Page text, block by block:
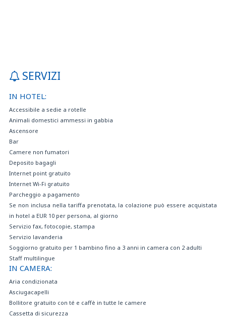
SERVIZI
IN HOTEL:
Accessibile a sedie a rotelle
Animali domestici ammessi in gabbia
Ascensore
Bar
Camere non fumatori
Deposito bagagli
Internet point gratuito
Internet Wi-Fi gratuito
Parcheggio a pagamento
Se non inclusa nella tariffa prenotata, la colazione può essere acquistata
in hotel a EUR 10 per persona, al giorno
Servizio fax, fotocopie, stampa
Servizio lavanderia
Soggiorno gratuito per 1 bambino fino a 3 anni in camera con 2 adulti
Staff multilingue
IN CAMERA:
Aria condizionata
Asciugacapelli
Bollitore gratuito con té e caffè in tutte le camere
Cassetta di sicurezza